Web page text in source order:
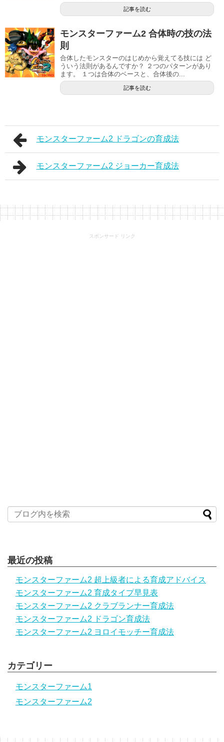
記事を読む
モンスターファーム2 合体時の技の法
則
合体したモンスターのはじめから覚えてる技には ど
ういう法則があるんですか？ ２つのパターンがあり
ます。 １つは合体のベースと、合体後の...
記事を読む
モンスターファーム2 ドラゴンの育成法
モンスターファーム2 ジョーカー育成法
スポンサード リンク
最近の投稿
モンスターファーム2 超上級者による育成アドバイス
モンスターファーム2 育成タイプ早見表
モンスターファーム2 クラブランナー育成法
モンスターファーム2 ドラゴン育成法
モンスターファーム2 ヨロイモッチー育成法
カテゴリー
モンスターファーム1
モンスターファーム2